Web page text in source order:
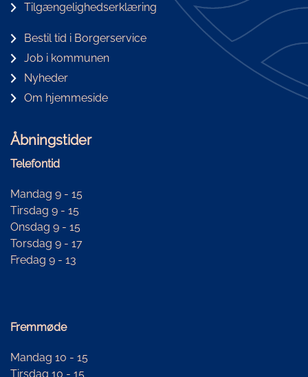
Tilgængelighedserklæring
Bestil tid i Borgerservice
Job i kommunen
Nyheder
Om hjemmeside
Åbningstider
Telefontid
Mandag 9 - 15
Tirsdag 9 - 15
Onsdag 9 - 15
Torsdag 9 - 17
Fredag 9 - 13
Fremmøde
Mandag 10 - 15
Tirsdag 10 - 15